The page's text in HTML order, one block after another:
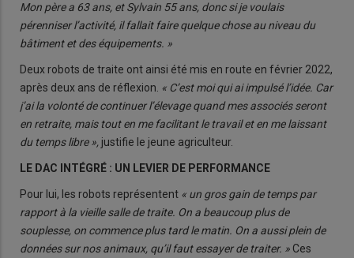
Mon père a 63 ans, et Sylvain 55 ans, donc si je voulais
pérenniser l’activité, il fallait faire quelque chose au niveau du
bâtiment et des équipements. »
Deux robots de traite ont ainsi été mis en route en février 2022,
après deux ans de réflexion. « C’est moi qui ai impulsé l’idée. Car
j’ai la volonté de continuer l’élevage quand mes associés seront
en retraite, mais tout en me facilitant le travail et en me laissant
du temps libre », justifie le jeune agriculteur.
LE DAC INTÉGRÉ : UN LEVIER DE PERFORMANCE
Pour lui, les robots représentent « un gros gain de temps par
rapport à la vieille salle de traite. On a beaucoup plus de
souplesse, on commence plus tard le matin. On a aussi plein de
données sur nos animaux, qu’il faut essayer de traiter. » Ces